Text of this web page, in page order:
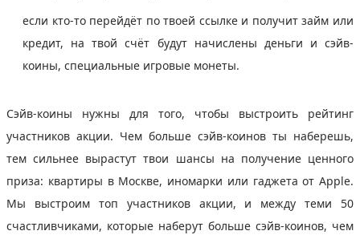
если кто-то перейдёт по твоей ссылке и получит займ или
кредит, на твой счёт будут начислены деньги и сэйв-
коины, специальные игровые монеты.
Сэйв-коины нужны для того, чтобы выстроить рейтинг
участников акции. Чем больше сэйв-коинов ты наберешь,
тем сильнее вырастут твои шансы на получение ценного
приза: квартиры в Москве, иномарки или гаджета от Apple.
Мы выстроим топ участников акции, и между теми 50
счастливчиками, которые наберут больше сэйв-коинов, чем